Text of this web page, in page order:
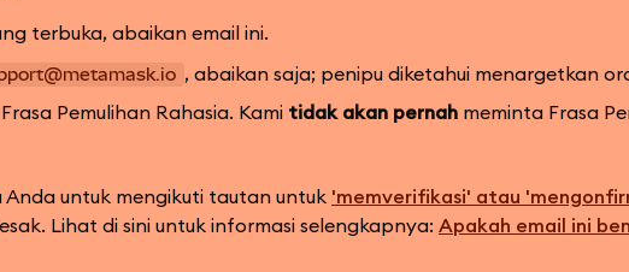
terbuka, abaikan email ini.
, abaikan saja; penipu diketahui menargetkan
Pemulihan Rahasia. Kami tidak akan pernah meminta Frasa
untuk mengikuti tautan untuk 'memverifikasi' atau
Lihat di sini untuk informasi selengkapnya: Apakah email ini